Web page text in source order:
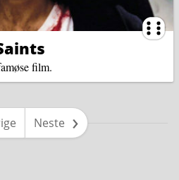
film.
sideNesteside